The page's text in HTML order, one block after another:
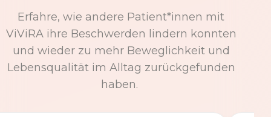
Erfahre, wie andere Patient*innen mit
ViViRA ihre Beschwerden lindern konnten
und wieder zu mehr Beweglichkeit und
Lebensqualität im Alltag zurückgefunden
haben.